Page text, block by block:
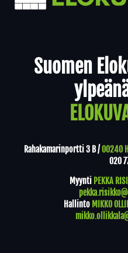
Suomen
Rahakamarinportti 3 B /00240
020
Myynti PEKKA
Hallinto MIKKO